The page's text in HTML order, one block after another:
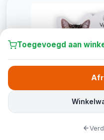
Toegevoegd aan